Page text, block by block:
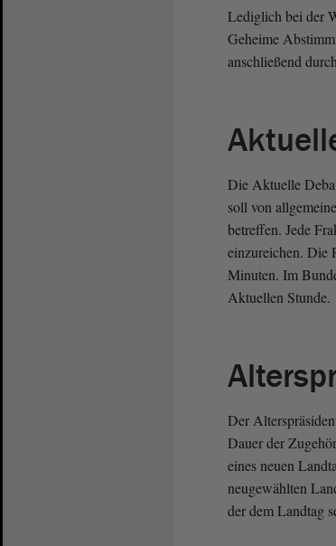
Lediglich bei der
Geheime
anschließend
Die Aktuelle
soll von
betreffen. Jede
einzureichen. Die
Minuten. Im
Aktuellen Stunde.
Der
Dauer der
eines neuen
neugewählten
der dem Landtag